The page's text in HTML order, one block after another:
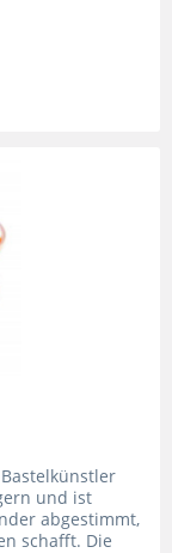
und ist
abgestimmt,
schafft. Die